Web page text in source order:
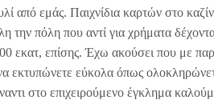
από εμάς. Παιχνίδια καρτών στο
την πόλη που αντί για χρήματα
εκατ, επίσης. Έχω ακούσει που με
εκτυπώνετε εύκολα όπως
στο επιχειρούμενο έγκλημα